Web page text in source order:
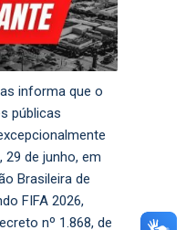
informa que o
públicas
de junho, em
Brasileira de
FIFA 2026,
nº 1.868, de